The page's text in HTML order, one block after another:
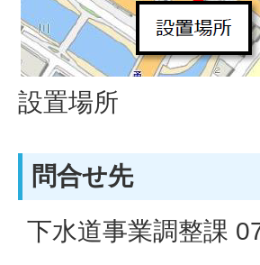
設置場所
問合せ先
下水道事業調整課